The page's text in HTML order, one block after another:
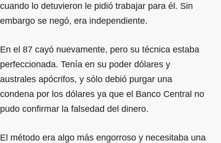
cuando lo detuvieron le pidió trabajar para él. Sin
embargo se negó, era independiente.
En el 87 cayó nuevamente, pero su técnica estaba
perfeccionada. Tenía en su poder dólares y
australes apócrifos, y sólo debió purgar una
condena por los dólares ya que el Banco Central no
pudo confirmar la falsedad del dinero.
El método era algo más engorroso y necesitaba una